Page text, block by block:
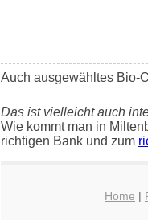
Auch ausgewähltes Bio-
Das ist vielleicht auch
Wie kommt man in
richtigen Bank und zum
Home |